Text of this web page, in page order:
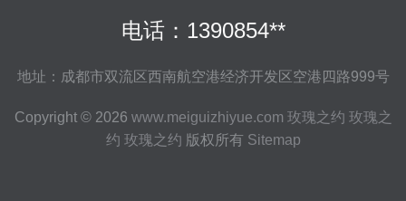
电话：1390854**
地址：成都市双流区西南航空港经济开发区空港四路999号
Copyright © 2026 www.meiguizhiyue.com 玫瑰之约 玫瑰之
约 玫瑰之约 版权所有 Sitemap